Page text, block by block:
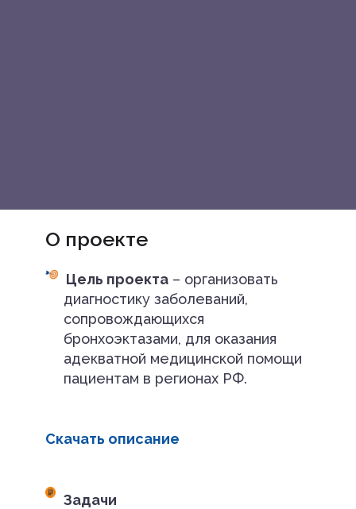
О проекте
Цель проекта – организовать
диагностику заболеваний,
сопровождающихся
бронхоэктазами, для оказания
адекватной медицинской помощи
пациентам в регионах РФ.
Скачать описание
Задачи